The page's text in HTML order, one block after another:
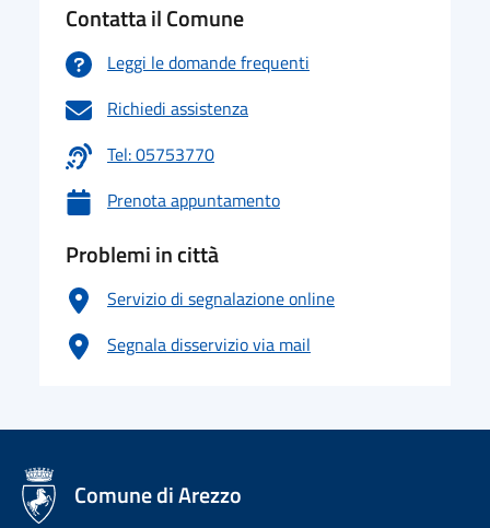
Contatta il Comune
Leggi le domande frequenti
Richiedi assistenza
Tel: 05753770
Prenota appuntamento
Problemi in città
Servizio di segnalazione online
Segnala disservizio via mail
logo Unione Europea
Comune di Arezzo